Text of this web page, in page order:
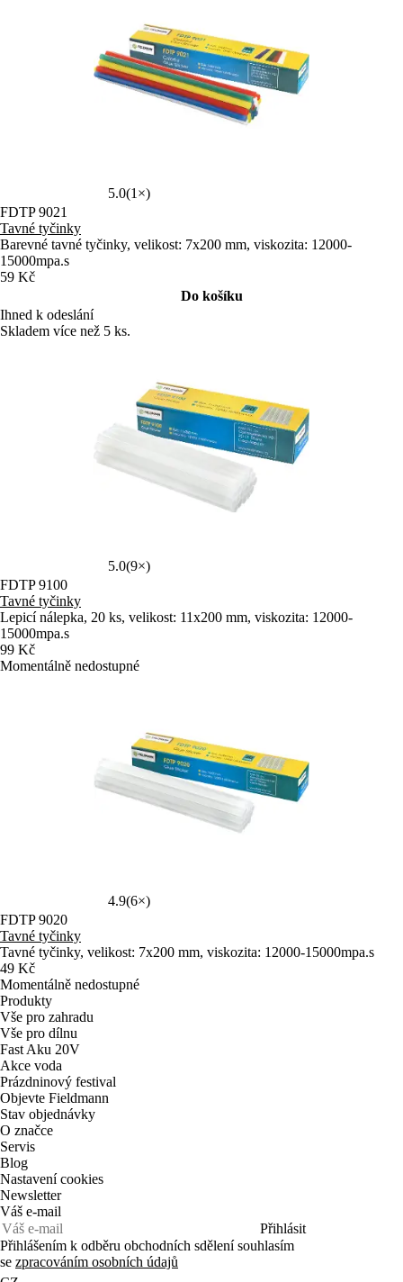
5.0(1×)
FDTP 9021
Tavné tyčinky
Barevné tavné tyčinky, velikost: 7x200 mm, viskozita: 12000-
15000mpa.s
59 Kč
Do košíku
Ihned k odeslání
Skladem více než 5 ks.
5.0(9×)
FDTP 9100
Tavné tyčinky
Lepicí nálepka, 20 ks, velikost: 11x200 mm, viskozita: 12000-
15000mpa.s
99 Kč
Momentálně nedostupné
4.9(6×)
FDTP 9020
Tavné tyčinky
Tavné tyčinky, velikost: 7x200 mm, viskozita: 12000-15000mpa.s
49 Kč
Momentálně nedostupné
Produkty
Vše pro zahradu
Vše pro dílnu
Fast Aku 20V
Akce voda
Prázdninový festival
Objevte Fieldmann
Stav objednávky
O značce
Servis
Blog
Nastavení cookies
Newsletter
Váš e-mail
Přihlásit
Přihlášením k odběru obchodních sdělení souhlasím
se zpracováním osobních údajů